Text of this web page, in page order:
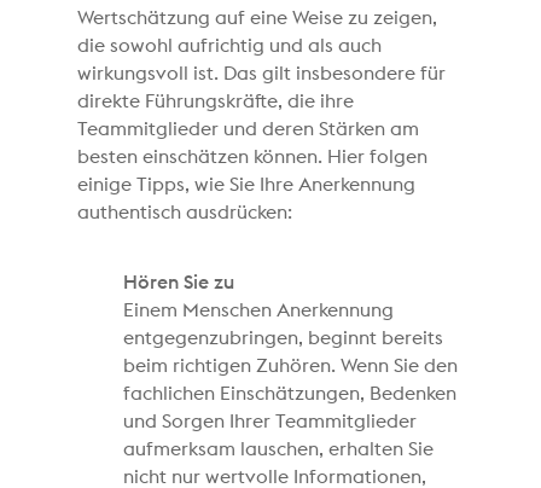
Wertschätzung auf eine Weise zu zeigen,
die sowohl aufrichtig und als auch
wirkungsvoll ist. Das gilt insbesondere für
direkte Führungskräfte, die ihre
Teammitglieder und deren Stärken am
besten einschätzen können. Hier folgen
einige Tipps, wie Sie Ihre Anerkennung
authentisch ausdrücken:
Hören Sie zu
Einem Menschen Anerkennung
entgegenzubringen, beginnt bereits
beim richtigen Zuhören. Wenn Sie den
fachlichen Einschätzungen, Bedenken
und Sorgen Ihrer Teammitglieder
aufmerksam lauschen, erhalten Sie
nicht nur wertvolle Informationen,